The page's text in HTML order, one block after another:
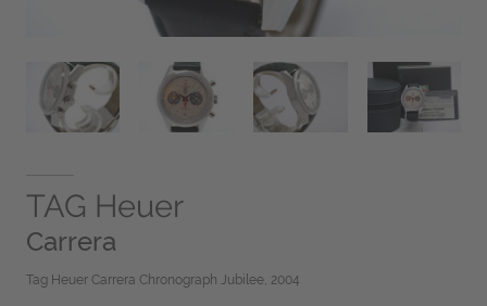
TAG Heuer
Carrera
Tag Heuer Carrera Chronograph Jubilee, 2004